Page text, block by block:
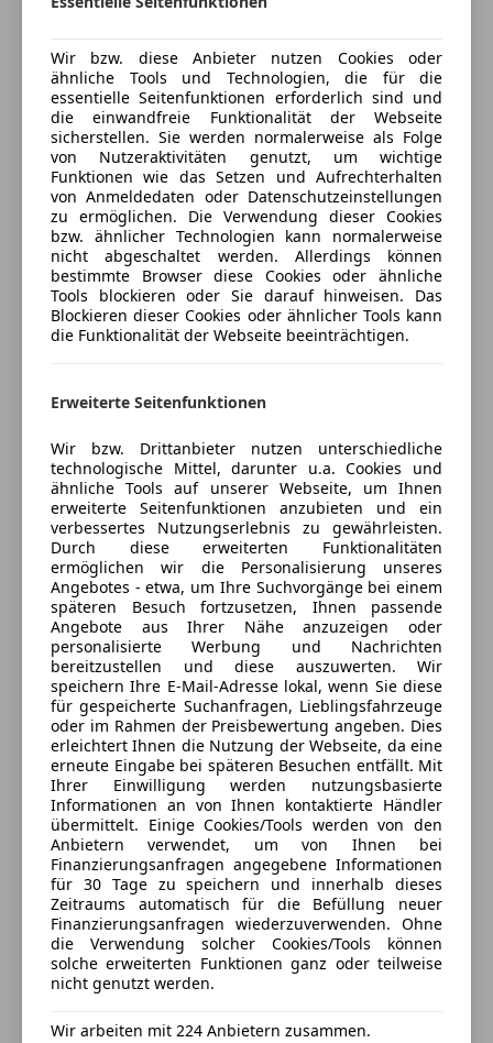
Versicherung
Kfz-Versicherung
Versicherungsschutz an Ihre Bedürfnisse
anpassen
Freischaden-Gutschein ab Stufe 0
Auto einfach online versichern & Rabatt holen
Jetzt berechnen
Verkäufer Händler
Autohaus Scherz GmbH
Sternebewertung 4.5 von 5
4,5Sterne
(100% Weiterempfehlungen)
Anbieter auf AutoScout24 seit 2024
Breitenbach 60
8573 Kainach, AT
Kontakt
Erwin Scherz
Alle Fahrzeuge des Anbieters
Anbieter kontaktieren
Deine Nachricht
Wir bzw. diese Anbieter nutzen Cookies oder
ähnliche Tools und Technologien, die für die
essentielle Seitenfunktionen erforderlich sind und
die einwandfreie Funktionalität der Webseite
sicherstellen. Sie werden normalerweise als Folge
von Nutzeraktivitäten genutzt, um wichtige
Funktionen wie das Setzen und Aufrechterhalten
von Anmeldedaten oder Datenschutzeinstellungen
zu ermöglichen. Die Verwendung dieser Cookies
bzw. ähnlicher Technologien kann normalerweise
nicht abgeschaltet werden. Allerdings können
bestimmte Browser diese Cookies oder ähnliche
Tools blockieren oder Sie darauf hinweisen. Das
Blockieren dieser Cookies oder ähnlicher Tools kann
die Funktionalität der Webseite beeinträchtigen.
Erweiterte Seitenfunktionen
Wir bzw. Drittanbieter nutzen unterschiedliche
technologische Mittel, darunter u.a. Cookies und
ähnliche Tools auf unserer Webseite, um Ihnen
erweiterte Seitenfunktionen anzubieten und ein
verbessertes Nutzungserlebnis zu gewährleisten.
Durch diese erweiterten Funktionalitäten
ermöglichen wir die Personalisierung unseres
Angebotes - etwa, um Ihre Suchvorgänge bei einem
späteren Besuch fortzusetzen, Ihnen passende
Angebote aus Ihrer Nähe anzuzeigen oder
personalisierte Werbung und Nachrichten
bereitzustellen und diese auszuwerten. Wir
speichern Ihre E-Mail-Adresse lokal, wenn Sie diese
für gespeicherte Suchanfragen, Lieblingsfahrzeuge
oder im Rahmen der Preisbewertung angeben. Dies
erleichtert Ihnen die Nutzung der Webseite, da eine
erneute Eingabe bei späteren Besuchen entfällt. Mit
Ihrer Einwilligung werden nutzungsbasierte
Informationen an von Ihnen kontaktierte Händler
übermittelt. Einige Cookies/Tools werden von den
Anbietern verwendet, um von Ihnen bei
Finanzierungsanfragen angegebene Informationen
für 30 Tage zu speichern und innerhalb dieses
Zeitraums automatisch für die Befüllung neuer
Finanzierungsanfragen wiederzuverwenden. Ohne
die Verwendung solcher Cookies/Tools können
solche erweiterten Funktionen ganz oder teilweise
nicht genutzt werden.
Wir arbeiten mit 224 Anbietern zusammen.